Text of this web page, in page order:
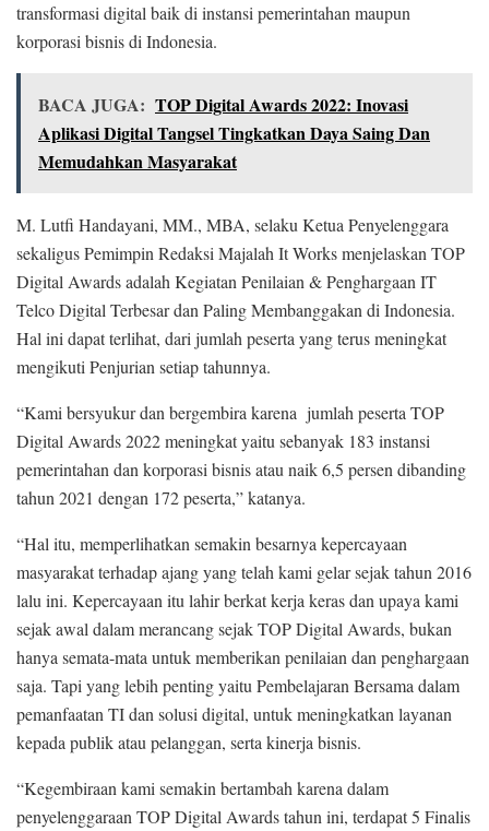
transformasi digital baik di instansi pemerintahan maupun
korporasi bisnis di Indonesia.
BACA JUGA: TOP Digital Awards 2022: Inovasi
Aplikasi Digital Tangsel Tingkatkan Daya Saing Dan
Memudahkan Masyarakat
M. Lutfi Handayani, MM., MBA, selaku Ketua Penyelenggara
sekaligus Pemimpin Redaksi Majalah It Works menjelaskan TOP
Digital Awards adalah Kegiatan Penilaian & Penghargaan IT
Telco Digital Terbesar dan Paling Membanggakan di Indonesia.
Hal ini dapat terlihat, dari jumlah peserta yang terus meningkat
mengikuti Penjurian setiap tahunnya.
“Kami bersyukur dan bergembira karena jumlah peserta TOP
Digital Awards 2022 meningkat yaitu sebanyak 183 instansi
pemerintahan dan korporasi bisnis atau naik 6,5 persen dibanding
tahun 2021 dengan 172 peserta,” katanya.
“Hal itu, memperlihatkan semakin besarnya kepercayaan
masyarakat terhadap ajang yang telah kami gelar sejak tahun 2016
lalu ini. Kepercayaan itu lahir berkat kerja keras dan upaya kami
sejak awal dalam merancang sejak TOP Digital Awards, bukan
hanya semata-mata untuk memberikan penilaian dan penghargaan
saja. Tapi yang lebih penting yaitu Pembelajaran Bersama dalam
pemanfaatan TI dan solusi digital, untuk meningkatkan layanan
kepada publik atau pelanggan, serta kinerja bisnis.
“Kegembiraan kami semakin bertambah karena dalam
penyelenggaraan TOP Digital Awards tahun ini, terdapat 5 Finalis